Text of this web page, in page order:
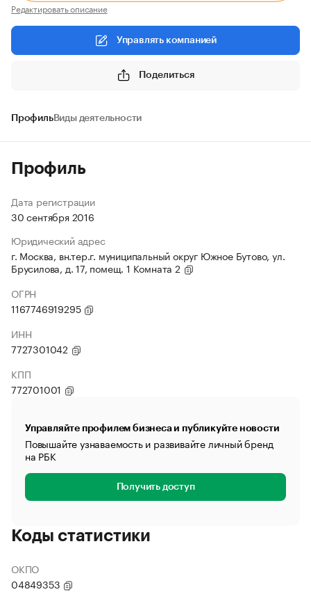
Редактировать описание
Управлять компанией
Поделиться
ПрофильВиды деятельности
Профиль
Дата регистрации
30 сентября 2016
Юридический адрес
г. Москва, вн.тер.г. муниципальный округ Южное Бутово, ул.
Брусилова, д. 17, помещ. 1 Комната 2
ОГРН
1167746919295
ИНН
7727301042
КПП
772701001
Управляйте профилем бизнеса и публикуйте новости
Повышайте узнаваемость и развивайте личный бренд
на РБК
Получить доступ
Коды статистики
ОКПО
04849353